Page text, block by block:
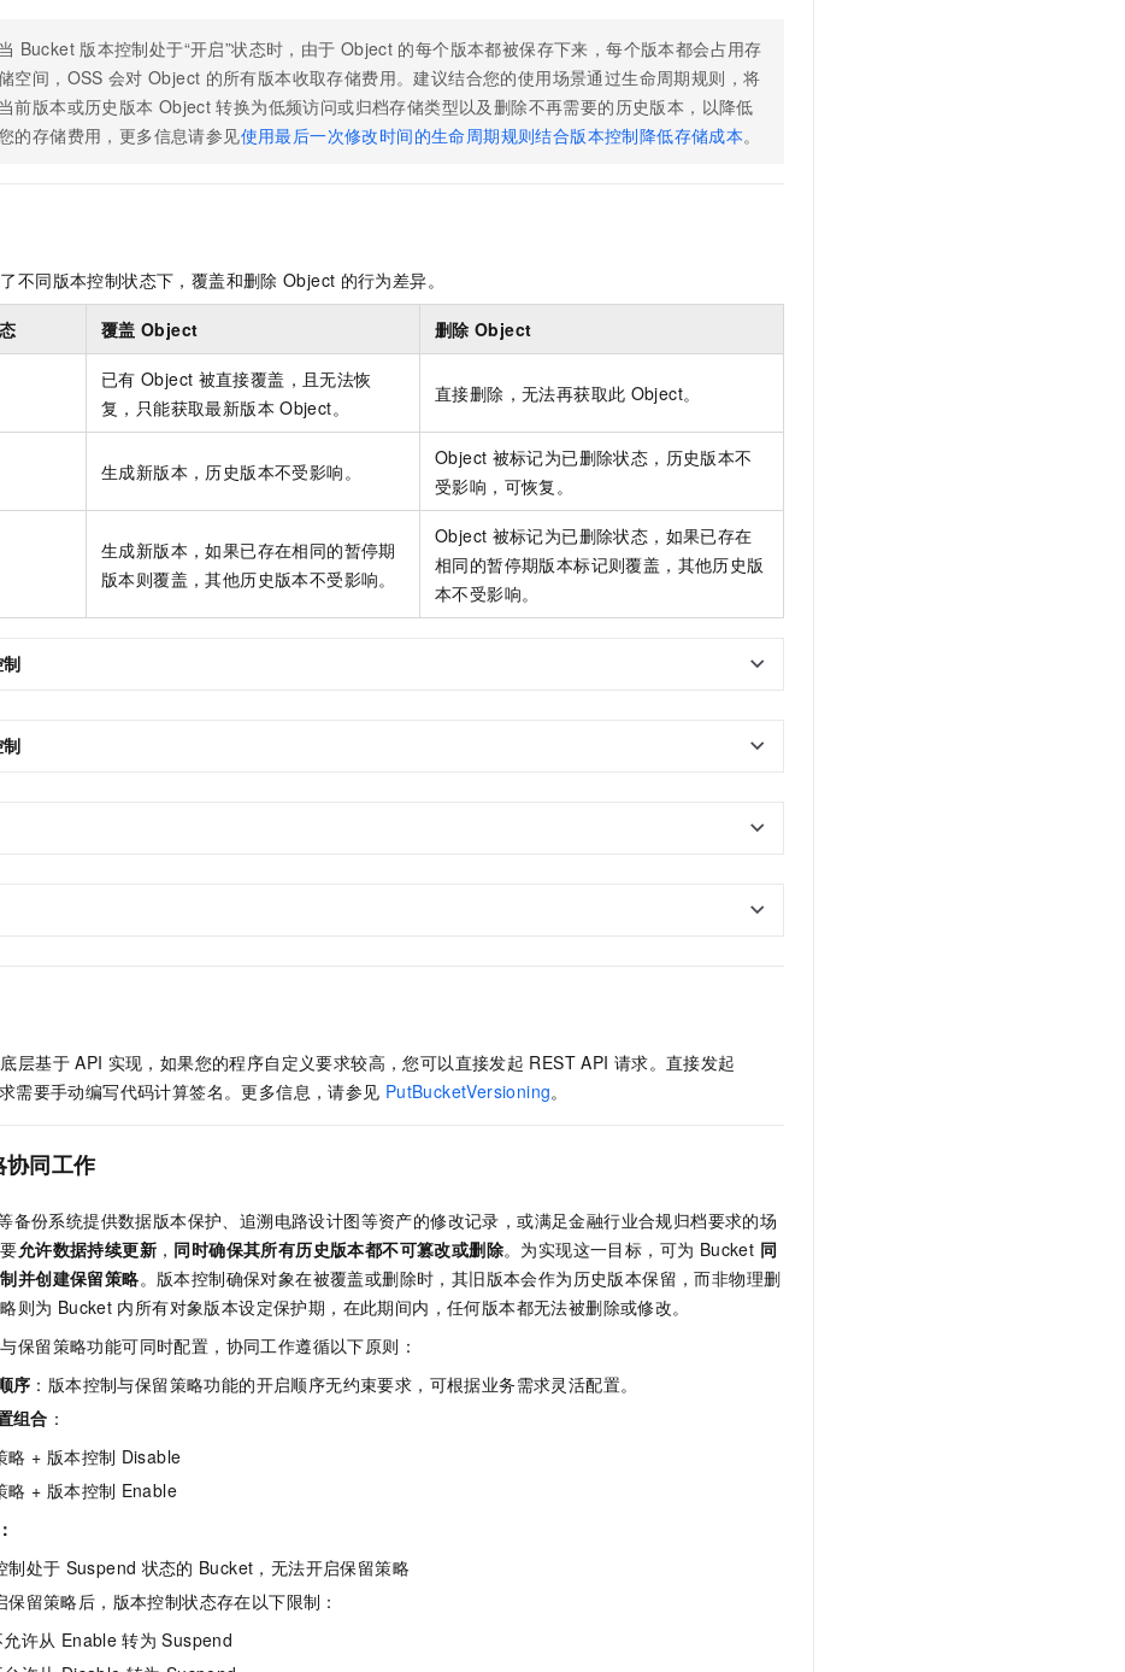
当 Bucket 版本控制处于“开启”状态时，由于 Object 的每个版本都被保存下来，每个版本都会占用存
空间，OSS 会对 Object 的所有版本收取存储费用。建议结合您的使用场景通过生命周期规则，将
当前版本或历史版本 Object 转换为低频访问或归档存储类型以及删除不再需要的历史版本，以降低
的存储费用，更多信息请参见使用最后一次修改时间的生命周期规则结合版本控制降低存储成本。
不同版本控制状态下，覆盖和删除 Object 的行为差异。
覆盖 Object 删除 Object
已有 Object 被直接覆盖，且无法恢
复，只能获取最新版本 Object。
直接删除，无法再获取此 Object。
生成新版本，历史版本不受影响。
Object 被标记为已删除状态，历史版本不
受影响，可恢复。
生成新版本，如果已存在相同的暂停期
版本则覆盖，其他历史版本不受影响。
Object 被标记为已删除状态，如果已存在
相同的暂停期版本标记则覆盖，其他历史版
本不受影响。
层基于 API 实现，如果您的程序自定义要求较高，您可以直接发起 REST API 请求。直接发起
需要手动编写代码计算签名。更多信息，请参见 PutBucketVersioning。
同工作
备份系统提供数据版本保护、追溯电路设计图等资产的修改记录，或满足金融行业合规归档要求的场
允许数据持续更新 ， 同时确保其所有历史版本都不可篡改或删除。为实现这一目标，可为 Bucket 同
并创建保留策略。版本控制确保对象在被覆盖或删除时，其旧版本会作为历史版本保留，而非物理删
则为 Bucket 内所有对象版本设定保护期，在此期间内，任何版本都无法被删除或修改。
保留策略功能可同时配置，协同工作遵循以下原则：
序 ：版本控制与保留策略功能的开启顺序无约束要求，可根据业务需求灵活配置。
组合 ：
略 + 版本控制 Disable
略 + 版本控制 Enable
制处于 Suspend 状态的 Bucket，无法开启保留策略
保留策略后，版本控制状态存在以下限制：
许从 Enable 转为 Suspend